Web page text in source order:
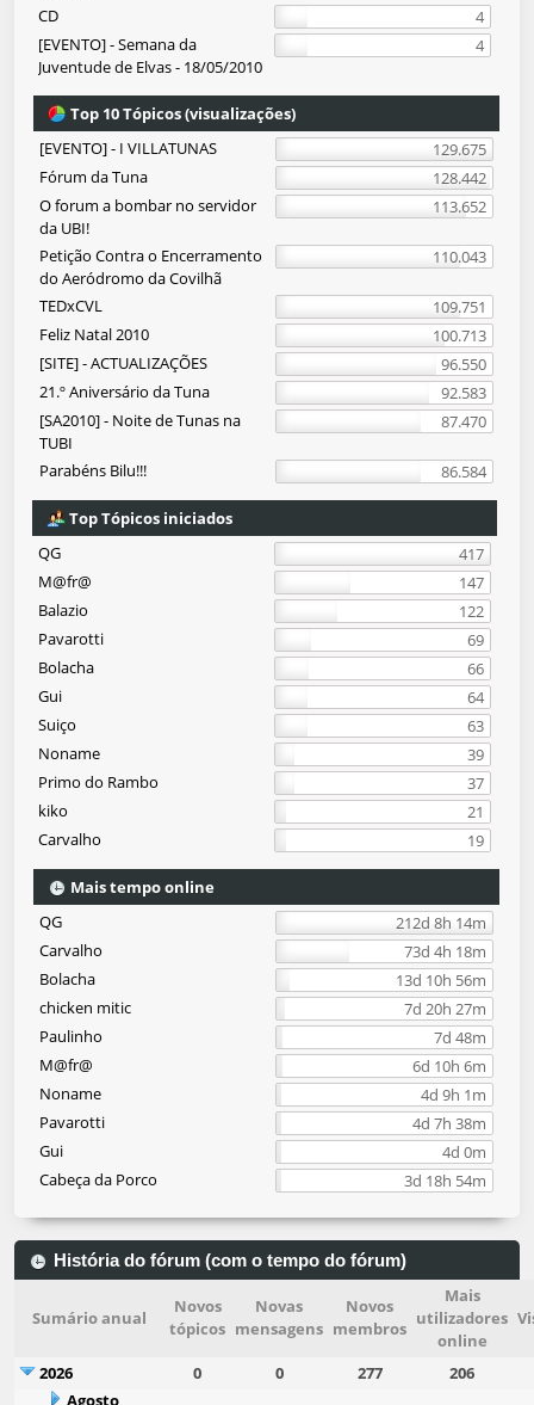
CD
4
[EVENTO] - Semana da
Juventude de Elvas - 18/05/2010
4
Top 10 Tópicos (visualizações)
[EVENTO] - I VILLATUNAS
129.675
Fórum da Tuna
128.442
O forum a bombar no servidor
da UBI!
113.652
Petição Contra o Encerramento
do Aeródromo da Covilhã
110.043
TEDxCVL
109.751
Feliz Natal 2010
100.713
[SITE] - ACTUALIZAÇÕES
96.550
21.º Aniversário da Tuna
92.583
[SA2010] - Noite de Tunas na
TUBI
87.470
Parabéns Bilu!!! 86.584
Top Tópicos iniciados
QG
417
M@fr@
147
Balazio
122
Pavarotti
69
Bolacha
66
Gui
64
Suiço
63
Noname
39
Primo do Rambo
37
kiko
21
Carvalho
19
Mais tempo online
QG
212d 8h 14m
Carvalho
73d 4h 18m
Bolacha
13d 10h 56m
chicken mitic
7d 20h 27m
Paulinho
7d 48m
M@fr@
6d 10h 6m
Noname
4d 9h 1m
Pavarotti
4d 7h 38m
Gui
4d 0m
Cabeça da Porco
3d 18h 54m
História do fórum (com o tempo do fórum)
Sumário anual
Novos
tópicos
Novas
mensagens
Novos
membros
Mais
utilizadores
online
2026 0 0 277
206
Agosto